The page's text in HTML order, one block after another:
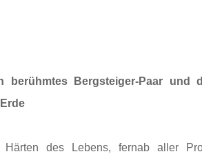
berühmtes Bergsteiger-Paar und
des Lebens, fernab aller